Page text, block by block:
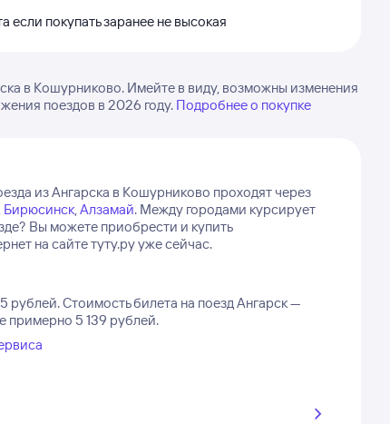
если покупать заранее не высокая
в Кошурниково. Имейте в виду, возможны изменения
поездов в 2026 году. Подробнее о покупке
из Ангарска в Кошурниково проходят через
, Бирюсинск,Алзамай. Между городами курсирует
Вы можете приобрести и купить
на сайте туту.ру уже сейчас.
рублей.Стоимость билета на поезд Ангарск —
примерно 5 139 рублей.